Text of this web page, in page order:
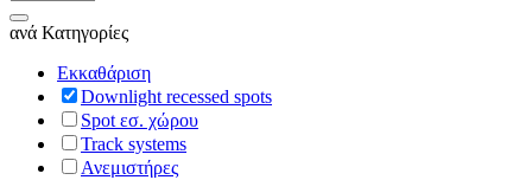
ανά Κατηγορίες
Εκκαθάριση
Downlight recessed spots
Spot εσ. χώρου
Track systems
Ανεμιστήρες